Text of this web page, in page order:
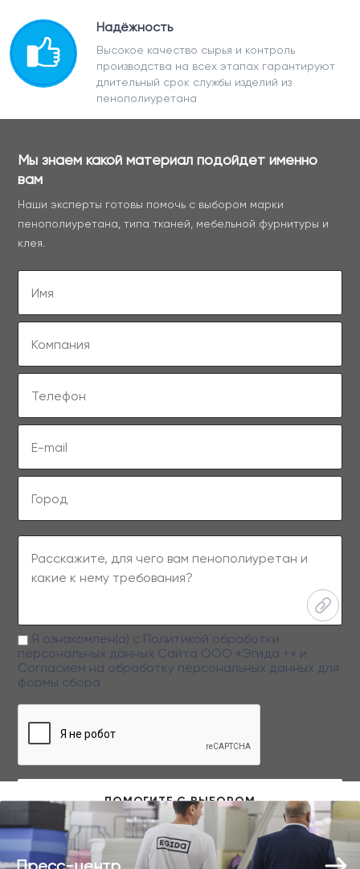
Надёжность
Высокое качество сырья и контроль
производства на всех этапах гарантируют
длительный срок службы изделий из
пенополиуретана
Мы знаем какой материал подойдет именно
вам
Наши эксперты готовы помочь с выбором марки
пенополиуретана, типа тканей, мебельной фурнитуры и
клея.
Заполняя данную форму вы даете свое согласие на обработку
персональных данных
Я ознакомлен(а) с Политикой обработки
персональных данных Сайта ООО «Эгида +» и
Согласием на обработку персональных данных для
формы сбора